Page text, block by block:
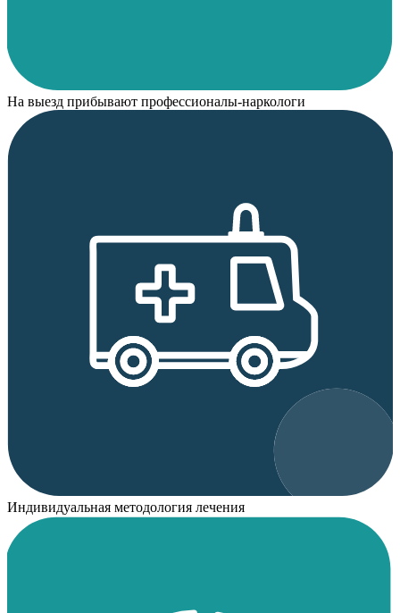
На выезд прибывают профессионалы-наркологи
Индивидуальная методология лечения